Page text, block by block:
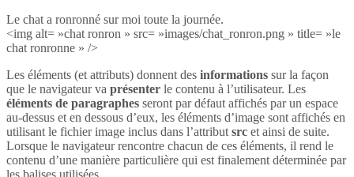
Le chat a ronronné sur moi toute la journée.
<img alt= »chat ronron » src= »images/chat_ronron.png » title= »le
chat ronronne » />
Les éléments (et attributs) donnent des informations sur la façon
que le navigateur va présenter le contenu à l’utilisateur. Les
éléments de paragraphes seront par défaut affichés par un espace
au-dessus et en dessous d’eux, les éléments d’image sont affichés en
utilisant le fichier image inclus dans l’attribut src et ainsi de suite.
Lorsque le navigateur rencontre chacun de ces éléments, il rend le
contenu d’une manière particulière qui est finalement déterminée par
les balises utilisées.